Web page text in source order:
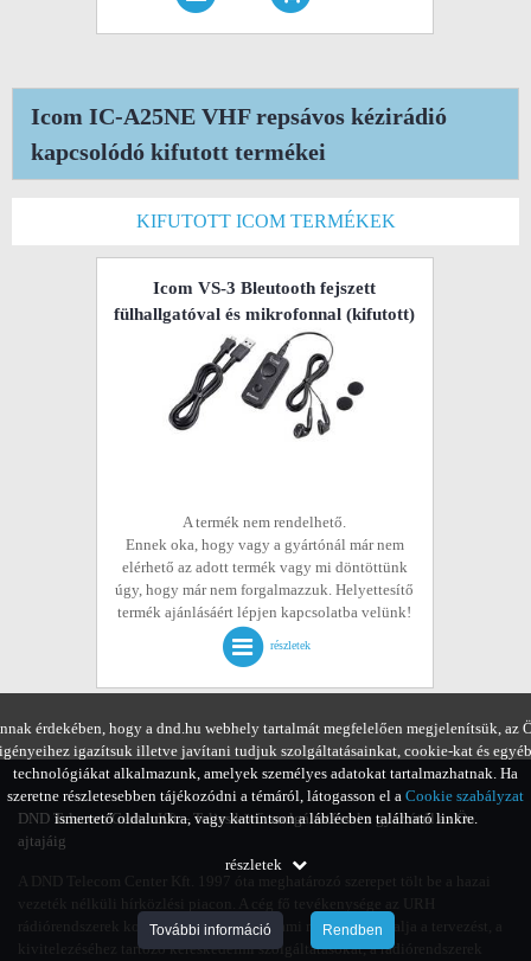
Icom IC-A25NE VHF repsávos kézirádió
kapcsolódó kifutott termékei
KIFUTOTT ICOM TERMÉKEK
Icom VS-3 Bleutooth fejszett
fülhallgatóval és mikrofonnal (kifutott)
A termék nem rendelhető.
Ennek oka, hogy vagy a gyártónál már nem
elérhető az adott termék vagy mi döntöttünk
úgy, hogy már nem forgalmazzuk. Helyettesítő
termék ajánlásáért lépjen kapcsolatba velünk!
részletek
érdekében, hogy a dnd.hu webhely tartalmát megfelelően megjelenítsük, az
igényeihez igazítsuk illetve javítani tudjuk szolgáltatásainkat, cookie-kat és egyéb
technológiákat alkalmazunk, amelyek személyes adatokat tartalmazhatnak. Ha
szeretne részletesebben tájékozódni a témáról, látogasson el a Cookie szabályzat
ismertető oldalunkra, vagy kattintson a láblécben található linkre.
részletek
További információ Rendben
DND Telecom Center Kft. - Teljes körű szolgáltatással a gyártótól az Ön
ajtajáig
A DND Telecom Center Kft. 1997 óta meghatározó szerepet tölt be a hazai
vezeték nélküli hírközlési piacon. A cég fő tevékenysége az URH
rádiórendszerek komplex menedzselése, ami magában foglalja a tervezést, a
kivitelezéséhez tartozó kereskedelmi szolgáltatásokat, a rádiórendszerek